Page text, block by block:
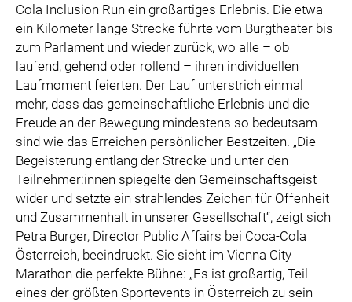
Cola Inclusion Run ein großartiges Erlebnis. Die etwa
ein Kilometer lange Strecke führte vom Burgtheater bis
zum Parlament und wieder zurück, wo alle – ob
laufend, gehend oder rollend – ihren individuellen
Laufmoment feierten. Der Lauf unterstrich einmal
mehr, dass das gemeinschaftliche Erlebnis und die
Freude an der Bewegung mindestens so bedeutsam
sind wie das Erreichen persönlicher Bestzeiten. „Die
Begeisterung entlang der Strecke und unter den
Teilnehmer:innen spiegelte den Gemeinschaftsgeist
wider und setzte ein strahlendes Zeichen für Offenheit
und Zusammenhalt in unserer Gesellschaft“, zeigt sich
Petra Burger, Director Public Affairs bei Coca-Cola
Österreich, beeindruckt. Sie sieht im Vienna City
Marathon die perfekte Bühne: „Es ist großartig, Teil
eines der größten Sportevents in Österreich zu sein